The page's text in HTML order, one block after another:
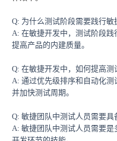
Q: 为什么测试阶段需要践行敏
A: 在敏捷开发中，测试阶段
提高产品的内建质量。
Q: 在敏捷开发中，如何提高测
A: 通过优先级排序和自动化
并加快测试周期。
Q: 敏捷团队中测试人员需要具
A: 敏捷团队中测试人员需要